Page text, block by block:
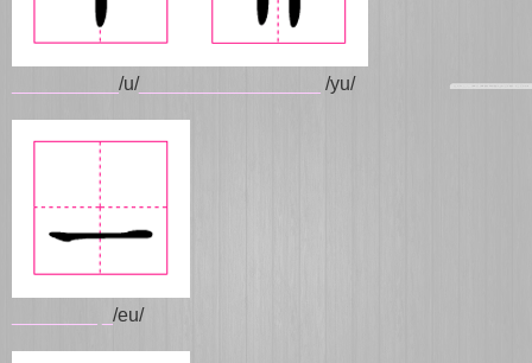
/u/_________________ /yu/
/eu/